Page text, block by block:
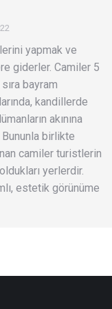
yapmak ve
giderler. Camiler 5
bayram
kandillerde
akınına
Bununla birlikte
camiler turistlerin
yerlerdir.
estetik görünüme